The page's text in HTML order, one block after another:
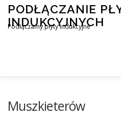
Przejdź
treści
PODŁĄCZANIE
INDUKCYJNYCH
Podłączamy płyty indukcyjne
Muszkieterów